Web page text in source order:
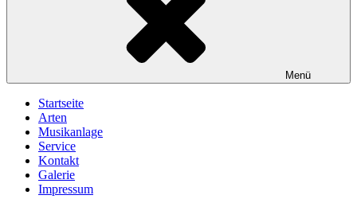
Menü
Startseite
Arten
Musikanlage
Service
Kontakt
Galerie
Impressum